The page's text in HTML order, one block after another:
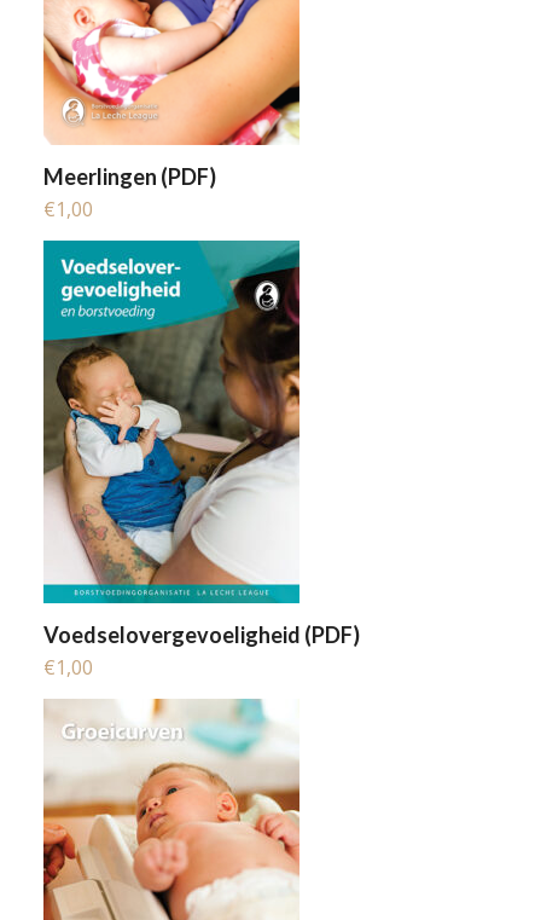
Meerlingen (PDF)
€1,00
Voedselovergevoeligheid (PDF)
€1,00